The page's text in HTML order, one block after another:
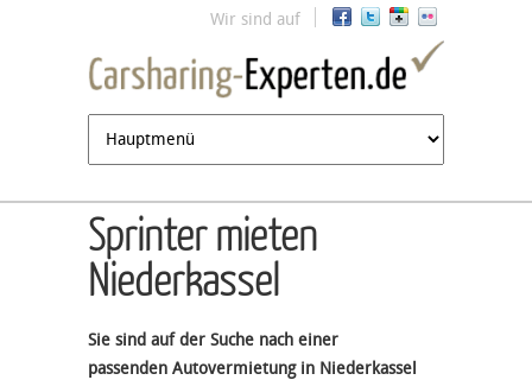
Jump to navigation
Wir sind auf
Sprinter mieten
Niederkassel
Sie sind auf der Suche nach einer
passenden Autovermietung in Niederkassel